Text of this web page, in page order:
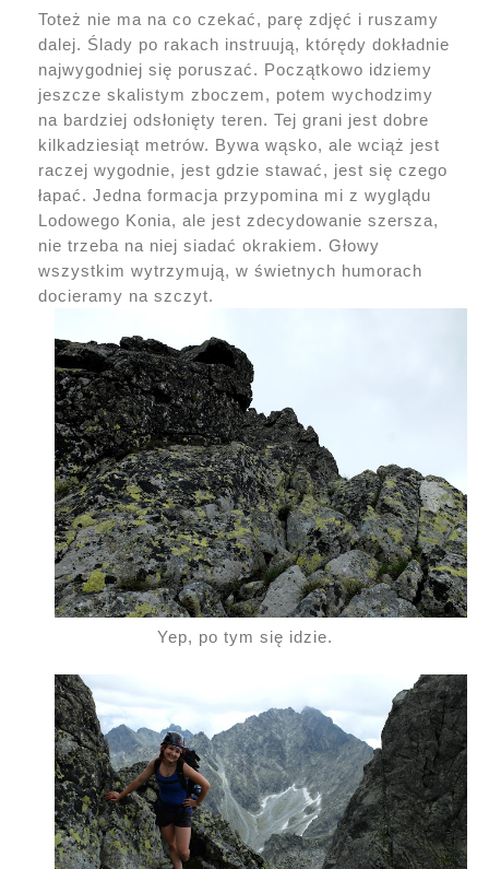
Toteż nie ma na co czekać, parę zdjęć i ruszamy
dalej. Ślady po rakach instruują, którędy dokładnie
najwygodniej się poruszać. Początkowo idziemy
jeszcze skalistym zboczem, potem wychodzimy
na bardziej odsłonięty teren. Tej grani jest dobre
kilkadziesiąt metrów. Bywa wąsko, ale wciąż jest
raczej wygodnie, jest gdzie stawać, jest się czego
łapać. Jedna formacja przypomina mi z wyglądu
Lodowego Konia, ale jest zdecydowanie szersza,
nie trzeba na niej siadać okrakiem. Głowy
wszystkim wytrzymują, w świetnych humorach
docieramy na szczyt.
Yep, po tym się idzie.